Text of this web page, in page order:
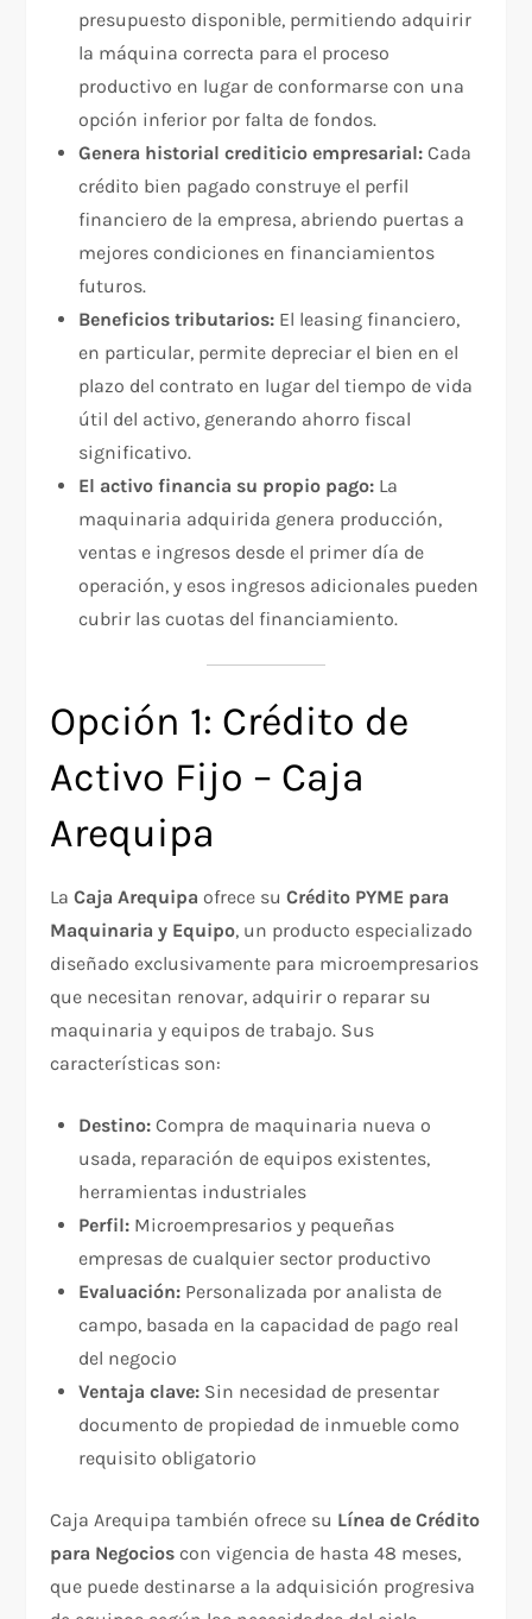
presupuesto disponible, permitiendo adquirir
la máquina correcta para el proceso
productivo en lugar de conformarse con una
opción inferior por falta de fondos.
Genera historial crediticio empresarial: Cada
crédito bien pagado construye el perfil
financiero de la empresa, abriendo puertas a
mejores condiciones en financiamientos
futuros.
Beneficios tributarios: El leasing financiero,
en particular, permite depreciar el bien en el
plazo del contrato en lugar del tiempo de vida
útil del activo, generando ahorro fiscal
significativo.
El activo financia su propio pago: La
maquinaria adquirida genera producción,
ventas e ingresos desde el primer día de
operación, y esos ingresos adicionales pueden
cubrir las cuotas del financiamiento.
Opción 1: Crédito de
Activo Fijo – Caja
Arequipa
LaCaja Arequipa ofrece suCrédito PYME para
Maquinaria y Equipo, un producto especializado
diseñado exclusivamente para microempresarios
que necesitan renovar, adquirir o reparar su
maquinaria y equipos de trabajo. Sus
características son:
Destino: Compra de maquinaria nueva o
usada, reparación de equipos existentes,
herramientas industriales
Perfil: Microempresarios y pequeñas
empresas de cualquier sector productivo
Evaluación: Personalizada por analista de
campo, basada en la capacidad de pago real
del negocio
Ventaja clave: Sin necesidad de presentar
documento de propiedad de inmueble como
requisito obligatorio
Caja Arequipa también ofrece su Línea de Crédito
para Negocios con vigencia de hasta 48 meses,
que puede destinarse a la adquisición progresiva